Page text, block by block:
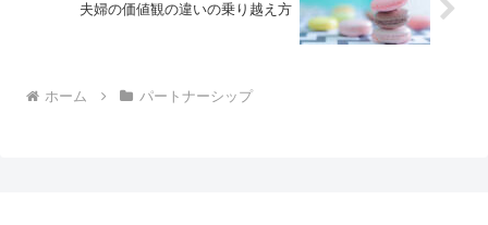
夫婦の価値観の違いの乗り越え方
ホーム パートナーシップ